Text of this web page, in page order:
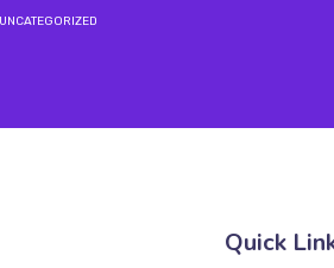
UNCATEGORIZED
Quick